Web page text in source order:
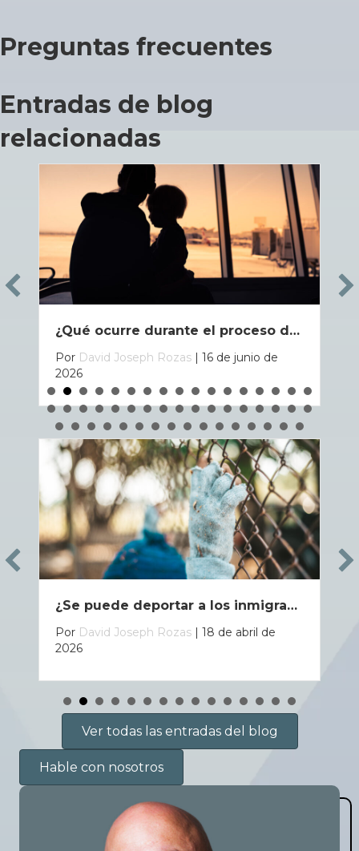
Preguntas frecuentes
Entradas de blog
relacionadas
¿Qué ocurre durante el proceso de expulsión?
16 de junio de PorDavid Joseph Rozas
¿Se puede deportar a los inmigrantes a un tercer país? Lo que las familias deben saber
18 de abril de
Qué hacer si te
PorDavid Joseph Rozas
Ver todas las entradas del blog
Hable con nosotros